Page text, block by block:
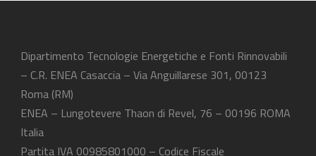
Dipartimento Tecnologie Energetiche e Fonti Rinnovabili
– C.R. ENEA Casaccia – Via Anguillarese 301, 00123
Roma (RM)
ENEA – Lungotevere Thaon di Revel, 76 – 00196 ROMA
Italia
Partita IVA 00985801000 – Codice Fiscale